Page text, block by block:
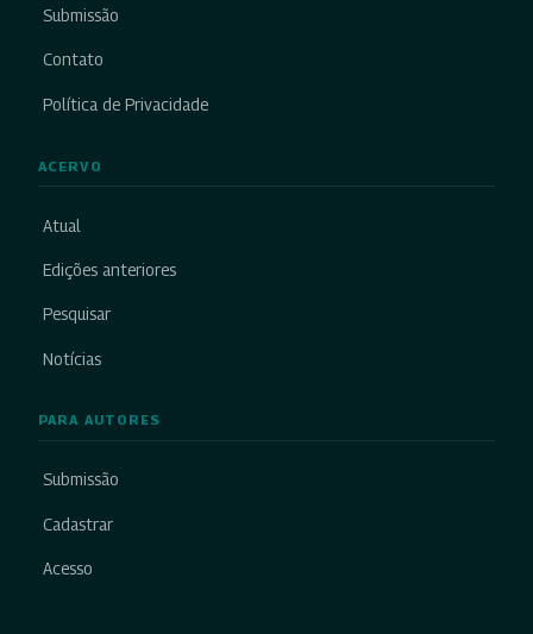
Submissão
Contato
Política de Privacidade
ACERVO
Atual
Edições anteriores
Pesquisar
Notícias
PARA AUTORES
Submissão
Cadastrar
Acesso